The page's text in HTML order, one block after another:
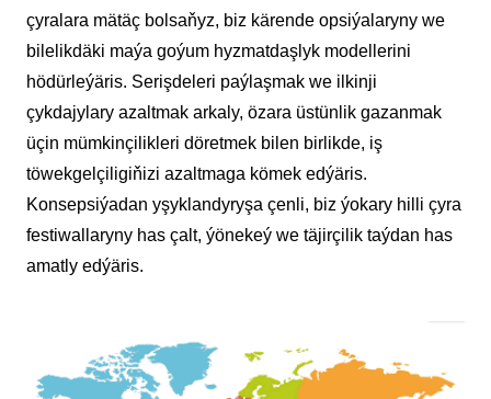
çyralara mätäç bolsaňyz, biz kärende opsiýalaryny we
bilelikdäki maýa goýum hyzmatdaşlyk modellerini
hödürleýäris. Serişdeleri paýlaşmak we ilkinji
çykdajylary azaltmak arkaly, özara üstünlik gazanmak
üçin mümkinçilikleri döretmek bilen birlikde, iş
töwekgelçiligiňizi azaltmaga kömek edýäris.
Konsepsiýadan yşyklandyryşa çenli, biz ýokary hilli çyra
festiwallaryny has çalt, ýönekeý we täjirçilik taýdan has
amatly edýäris.